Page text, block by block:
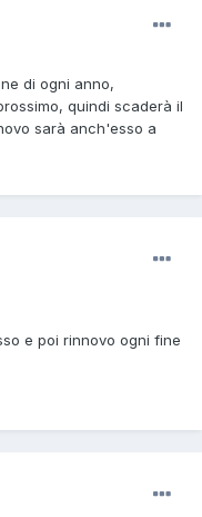
di ogni anno,
quindi scaderà il
sarà anch'esso a
e poi rinnovo ogni fine